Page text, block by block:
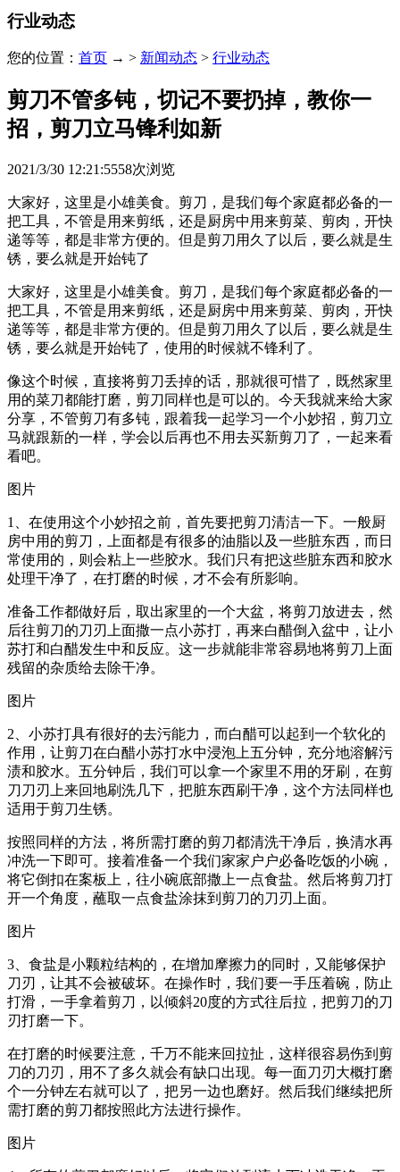
行业动态
您的位置： 首页 → > 新闻动态 > 行业动态
剪刀不管多钝，切记不要扔掉，教你一
招，剪刀立马锋利如新
2021/3/30 12:21:5558次浏览
大家好，这里是小雄美食。剪刀，是我们每个家庭都必备的一
把工具，不管是用来剪纸，还是厨房中用来剪菜、剪肉，开快
递等等，都是非常方便的。但是剪刀用久了以后，要么就是生
锈，要么就是开始钝了
大家好，这里是小雄美食。剪刀，是我们每个家庭都必备的一
把工具，不管是用来剪纸，还是厨房中用来剪菜、剪肉，开快
递等等，都是非常方便的。但是剪刀用久了以后，要么就是生
锈，要么就是开始钝了，使用的时候就不锋利了。
像这个时候，直接将剪刀丢掉的话，那就很可惜了，既然家里
用的菜刀都能打磨，剪刀同样也是可以的。今天我就来给大家
分享，不管剪刀有多钝，跟着我一起学习一个小妙招，剪刀立
马就跟新的一样，学会以后再也不用去买新剪刀了，一起来看
看吧。
图片
1、在使用这个小妙招之前，首先要把剪刀清洁一下。一般厨
房中用的剪刀，上面都是有很多的油脂以及一些脏东西，而日
常使用的，则会粘上一些胶水。我们只有把这些脏东西和胶水
处理干净了，在打磨的时候，才不会有所影响。
准备工作都做好后，取出家里的一个大盆，将剪刀放进去，然
后往剪刀的刀刃上面撒一点小苏打，再来白醋倒入盆中，让小
苏打和白醋发生中和反应。这一步就能非常容易地将剪刀上面
残留的杂质给去除干净。
图片
2、小苏打具有很好的去污能力，而白醋可以起到一个软化的
作用，让剪刀在白醋小苏打水中浸泡上五分钟，充分地溶解污
渍和胶水。五分钟后，我们可以拿一个家里不用的牙刷，在剪
刀刀刃上来回地刷洗几下，把脏东西刷干净，这个方法同样也
适用于剪刀生锈。
按照同样的方法，将所需打磨的剪刀都清洗干净后，换清水再
冲洗一下即可。接着准备一个我们家家户户必备吃饭的小碗，
将它倒扣在案板上，往小碗底部撒上一点食盐。然后将剪刀打
开一个角度，蘸取一点食盐涂抹到剪刀的刀刃上面。
图片
3、食盐是小颗粒结构的，在增加摩擦力的同时，又能够保护
刀刃，让其不会被破坏。在操作时，我们要一手压着碗，防止
打滑，一手拿着剪刀，以倾斜20度的方式往后拉，把剪刀的刀
刃打磨一下。
在打磨的时候要注意，千万不能来回拉扯，这样很容易伤到剪
刀的刀刃，用不了多久就会有缺口出现。每一面刀刃大概打磨
个一分钟左右就可以了，把另一边也磨好。然后我们继续把所
需打磨的剪刀都按照此方法进行操作。
图片